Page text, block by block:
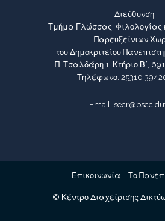
Διεύθυνση:
Τμήμα Γλώσσας, Φιλολογίας
Παρευξείνιων
του Δημοκριτείου
Π. Τσαλδάρη 1, Κτήριο Β΄,
Τηλέφωνο: 25310
Email:
Επικοινωνία Το
© Κέντρο Διαχείρισης